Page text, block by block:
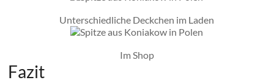
Unterschiedliche Deckchen im Laden
Im Shop
Fazit